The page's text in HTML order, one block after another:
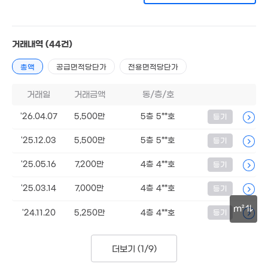
164m²
10억
554m²
m²
거래내역 (44건)
총액 공급면적당단가 전용면적당단가
거래일 거래금액 동/층/호
'26.04.07 5,500만 5층 5**호 등기
'25.12.03 5,500만 5층 5**호 등기
'25.05.16 7,200만 4층 4**호 등기
'25.03.14 7,000만 4층 4**호 등기
'24.11.20 5,250만 4층 4**호 등기
더보기 (1/9)